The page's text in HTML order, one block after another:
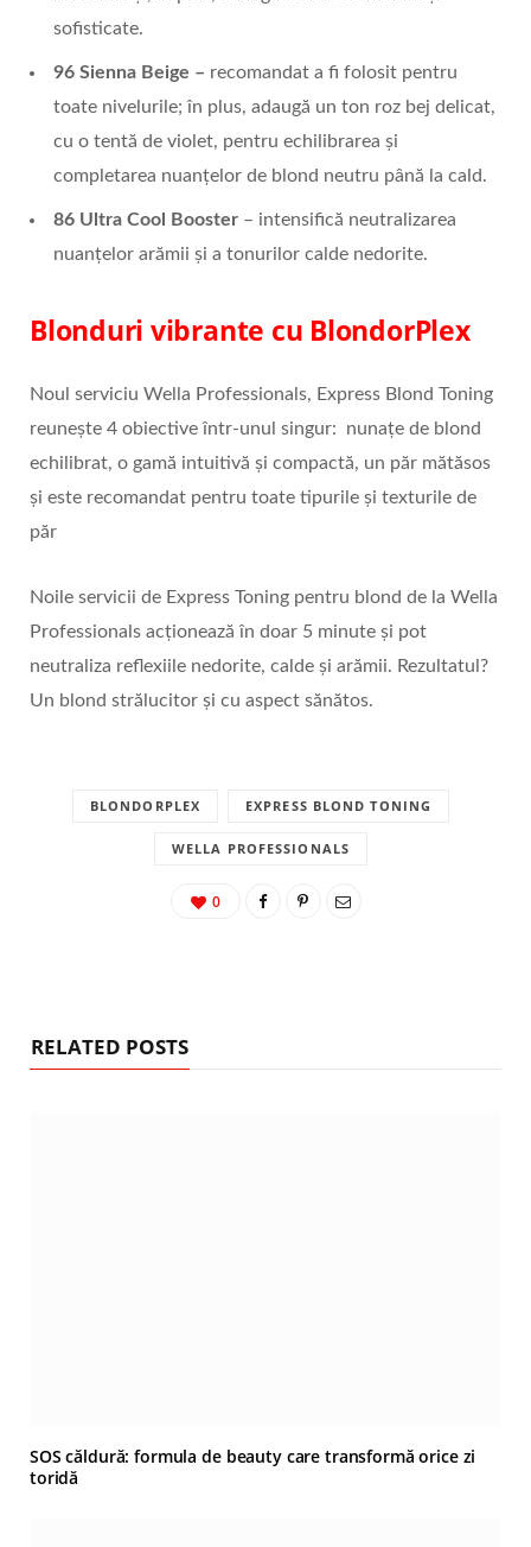
sofisticate.
96 Sienna Beige – recomandat a fi folosit pentru
toate nivelurile; în plus, adaugă un ton roz bej delicat,
cu o tentă de violet, pentru echilibrarea și
completarea nuanțelor de blond neutru până la cald.
86 Ultra Cool Booster – intensifică neutralizarea
nuanțelor arămii și a tonurilor calde nedorite.
Blonduri vibrante cu BlondorPlex
Noul serviciu Wella Professionals, Express Blond Toning
reunește 4 obiective într-unul singur: nunațe de blond
echilibrat, o gamă intuitivă și compactă, un păr mătăsos
și este recomandat pentru toate tipurile și texturile de
păr
Noile servicii de Express Toning pentru blond de la Wella
Professionals acționează în doar 5 minute și pot
neutraliza reflexiile nedorite, calde și arămii. Rezultatul?
Un blond strălucitor și cu aspect sănătos.
BLONDORPLEX EXPRESS BLOND TONING
WELLA PROFESSIONALS
0
RELATED POSTS
SOS căldură: formula de beauty care transformă orice zi
toridă